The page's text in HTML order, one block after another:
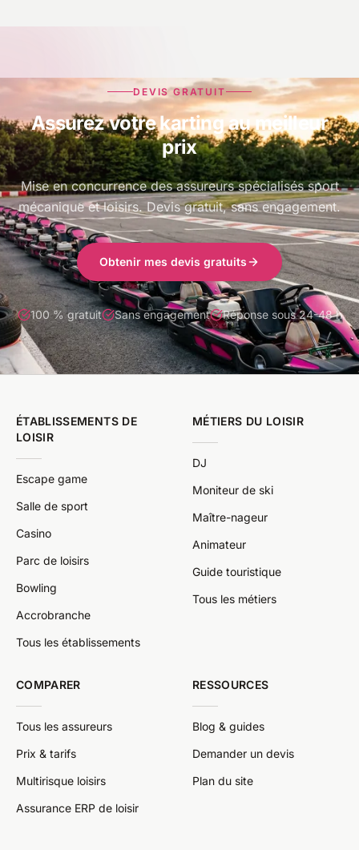
DEVIS GRATUIT
Assurez votre karting au meilleur
prix
Mise en concurrence des assureurs spécialisés sport
mécanique et loisirs. Devis gratuit, sans engagement.
Obtenir mes devis gratuits
100 % gratuit Sans engagement Réponse sous 24-48 h
ÉTABLISSEMENTS DE
LOISIR
Escape game
Salle de sport
Casino
Parc de loisirs
Bowling
Accrobranche
Tous les établissements
MÉTIERS DU LOISIR
DJ
Moniteur de ski
Maître-nageur
Animateur
Guide touristique
Tous les métiers
COMPARER
Tous les assureurs
Prix & tarifs
Multirisque loisirs
Assurance ERP de loisir
RESSOURCES
Blog & guides
Demander un devis
Plan du site